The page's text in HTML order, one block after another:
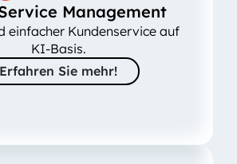
Management
einfacher Kundenservice auf
KI-Basis.
Erfahren Sie mehr!